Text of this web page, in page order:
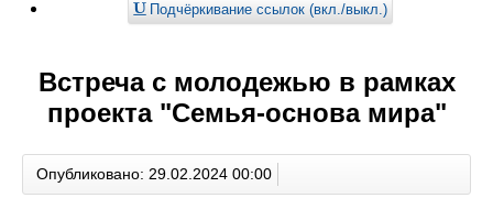
Подчёркивание ссылок (вкл./выкл.)
Встреча с молодежью в рамках
проекта "Семья-основа мира"
Опубликовано: 29.02.2024 00:00